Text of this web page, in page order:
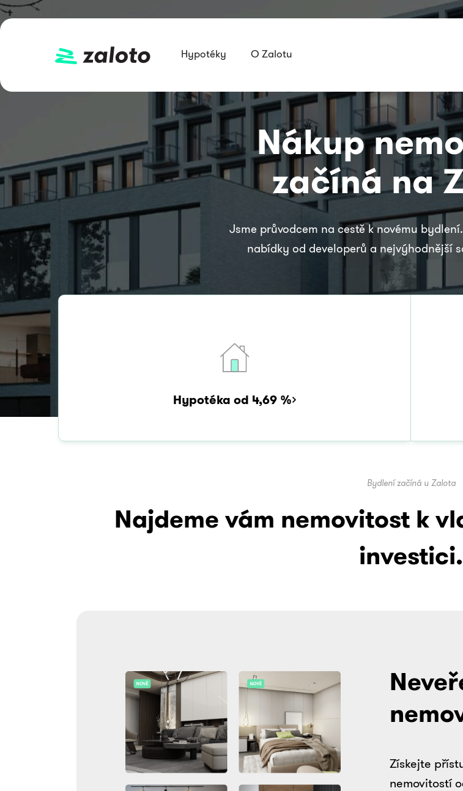
Hypotéky O Zalotu
Nákup
začíná na
Jsme průvodcem na cestě k novému
nabídky od developerů a nejvýhodnější
Hypotéka od 4,69 %
Bydlení začíná u Zalota
Najdeme vám nemovitost k
investici.
Získejte
nemovitostí